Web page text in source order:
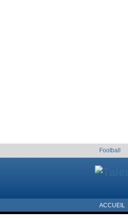
Football
ACCUEIL